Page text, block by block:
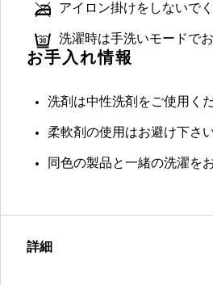
アイロン掛けをしないで
洗濯時は手洗いモードで
お手入れ情報
洗剤は中性洗剤をご使用くだ
柔軟剤の使用はお避け下さい
同色の製品と一緒の洗濯を
詳細